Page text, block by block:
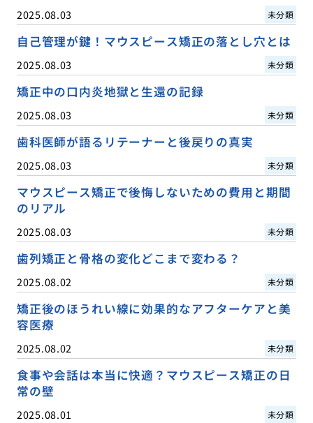
2025.08.03 未分類
自己管理が鍵！マウスピース矯正の落とし穴とは
2025.08.03 未分類
矯正中の口内炎地獄と生還の記録
2025.08.03 未分類
歯科医師が語るリテーナーと後戻りの真実
2025.08.03 未分類
マウスピース矯正で後悔しないための費用と期間
のリアル
2025.08.03 未分類
歯列矯正と骨格の変化どこまで変わる？
2025.08.02 未分類
矯正後のほうれい線に効果的なアフターケアと美
容医療
2025.08.02 未分類
食事や会話は本当に快適？マウスピース矯正の日
常の壁
2025.08.01 未分類